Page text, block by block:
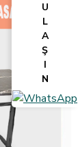
U
L
A
Ş
I
N